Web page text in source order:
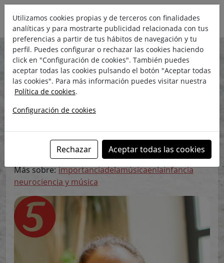
El blog de Rocío
Píldora 5. El bienestar emocional
martes, 10 de noviembre de 2020
Rocío Madueño
música
Más sobre: importanciadelamúsicaenlainfancia
neurociencia y música
Utilizamos cookies propias y de terceros con finalidades
analíticas y para mostrarte publicidad relacionada con tus
preferencias a partir de tus hábitos de navegación y tu
perfil. Puedes configurar o rechazar las cookies haciendo
click en "Configuración de cookies". También puedes
aceptar todas las cookies pulsando el botón "Aceptar todas
las cookies". Para más información puedes visitar nuestra
Política de cookies.
Configuración de cookies
Rechazar Aceptar todas las cookies